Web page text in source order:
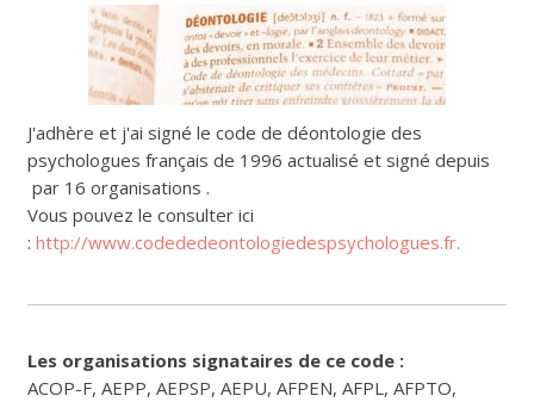
J'adhère et j'ai signé le code de déontologie des
psychologues français de 1996 actualisé et signé depuis
par 16 organisations .
Vous pouvez le consulter ici
:http://www.codededeontologiedespsychologues.fr.
Les organisations signataires de ce code :
ACOP-F, AEPP, AEPSP, AEPU, AFPEN, AFPL, AFPTO,